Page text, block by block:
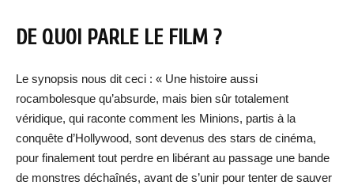
DE QUOI PARLE LE FILM ?
Le synopsis nous dit ceci : « Une histoire aussi
rocambolesque qu’absurde, mais bien sûr totalement
véridique, qui raconte comment les Minions, partis à la
conquête d’Hollywood, sont devenus des stars de cinéma,
pour finalement tout perdre en libérant au passage une bande
de monstres déchaînés, avant de s’unir pour tenter de sauver